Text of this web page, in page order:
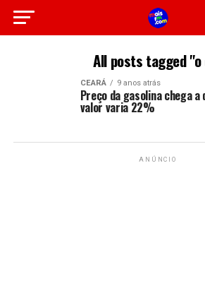
All posts tagged "o
CEARÁ 9 anos atrás
Preço da gasolina chega a
valor varia 22%
ANÚNCIO